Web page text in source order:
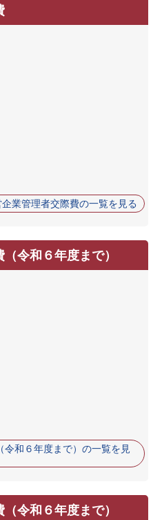
業管理者交際費の一覧を見る
令和６年度まで）
和６年度まで）の一覧を見
令和６年度まで）